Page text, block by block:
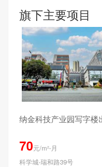
旗下主要项目
纳金科技产业园写字楼
70元/m²⋅月
科学城-瑞和路39号